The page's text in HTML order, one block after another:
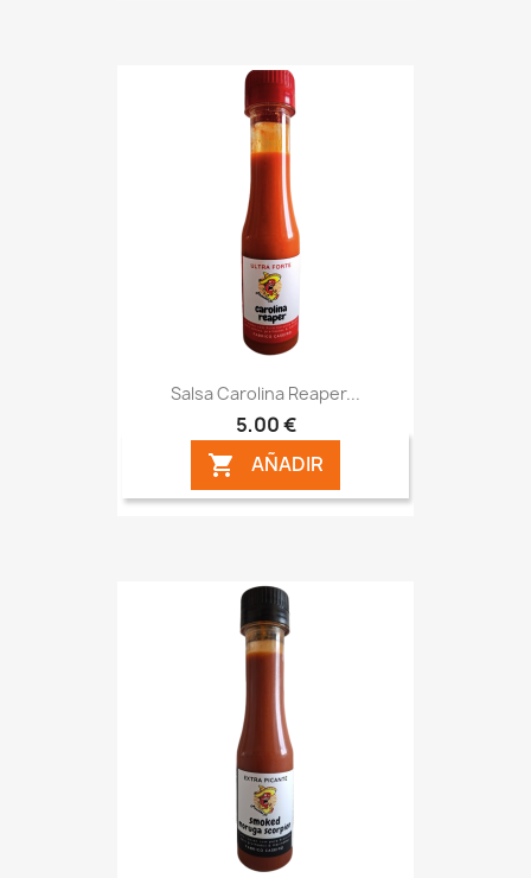
Salsa Carolina Reaper...
5,00 €
 AÑADIR